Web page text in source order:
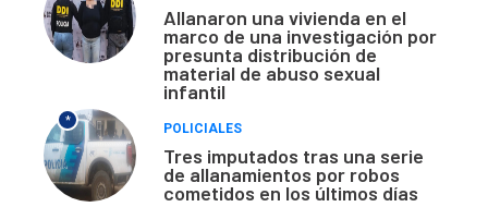
Allanaron una vivienda en el
marco de una investigación por
presunta distribución de
material de abuso sexual
infantil
*
POLICIALES
Tres imputados tras una serie
de allanamientos por robos
cometidos en los últimos días